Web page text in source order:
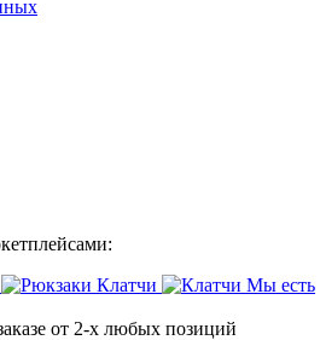
Клатчи
Мы есть
от 2-х любых позиций